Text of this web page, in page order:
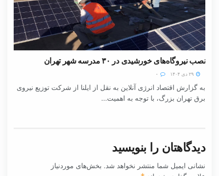
نصب نیروگاه‌های خورشیدی در ۳۰ مدرسه شهر تهران
به گزارش اقتصاد انرژی آنلاین به نقل از ایلنا از شرکت توزیع نیروی
برق تهران بزرگ، با توجه به اهمیت...
دیدگاهتان را بنویسید
نشانی ایمیل شما منتشر نخواهد شد. بخش‌های موردنیاز